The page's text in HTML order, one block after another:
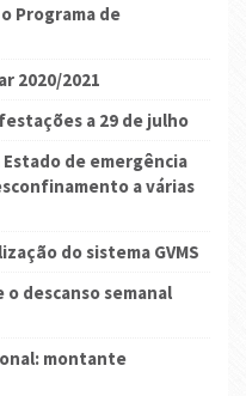
Programa de
2020/2021
a 29 de julho
de emergência
a várias
do sistema GVMS
descanso semanal
montante